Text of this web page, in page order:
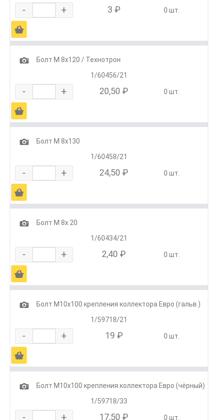
- + 3 ₽ 0 шт.
Ä
1
Болт М 8х120 / Технотрон
1/60456/21
- + 20,50 ₽ 0 шт.
Ä
1
Болт М 8х130
1/60458/21
- + 24,50 ₽ 0 шт.
Ä
1
Болт М 8х 20
1/60434/21
- + 2,40 ₽ 0 шт.
Ä
1
Болт М10х100 крепления коллектора Евро (гальв.)
1/59718/21
- + 19 ₽ 0 шт.
Ä
1
Болт М10х100 крепления коллектора Евро (чёрный)
1/59718/33
- + 17,50 ₽ 0 шт.